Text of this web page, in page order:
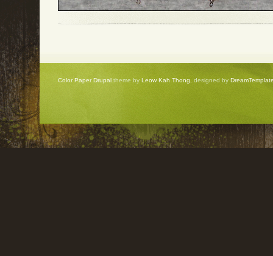
Color Paper Drupal theme by Leow Kah Thong , designed by